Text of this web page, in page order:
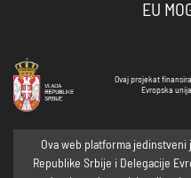
EU
Ovaj projekat finansira
Evropska unija
Ova web platforma jedinstveni
Republike Srbije i Delegacije